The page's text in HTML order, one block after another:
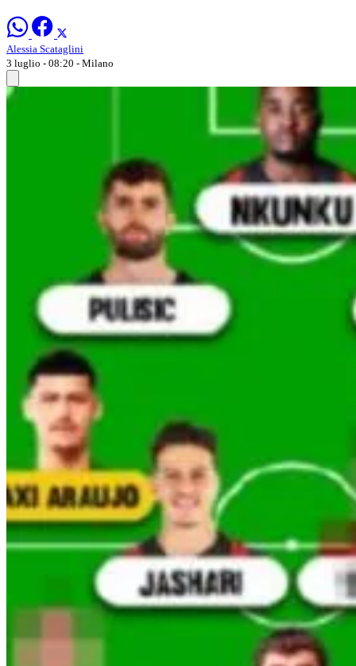
Alessia Scataglini
3 luglio - 08:20 - Milano